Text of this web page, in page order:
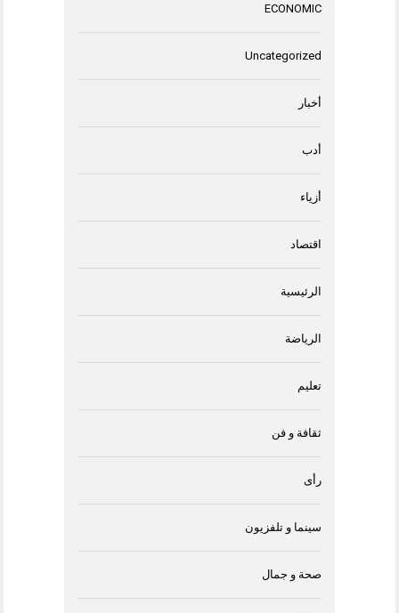
ECONOMIC
Uncategorized
أخبار
أدب
أزياء
اقتصاد
الرئيسية
الرياضة
تعليم
ثقافة و فن
رأى
سينما و تلفزيون
صحة و جمال